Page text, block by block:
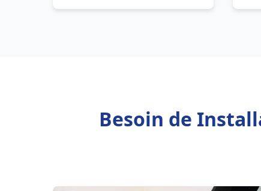
Besoin de